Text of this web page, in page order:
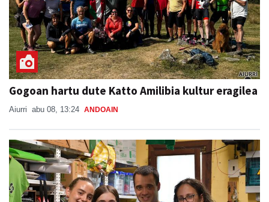
Gogoan hartu dute Katto Amilibia kultur eragilea
Aiurri abu 08, 13:24 ANDOAIN